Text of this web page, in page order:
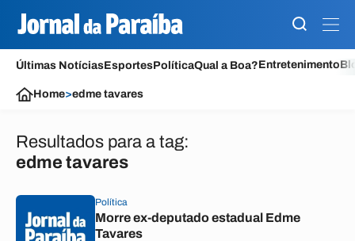
Últimas NotíciasEsportesPolíticaQual a Boa?Entretenimento
Home>edme tavares
Resultados para a tag:
edme tavares
Política
Morre ex-deputado estadual Edme
Tavares